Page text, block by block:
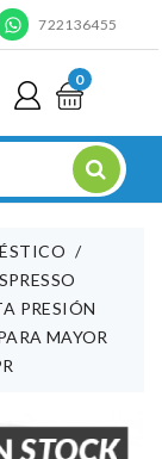
722136455
0
PRESIÓN
MAYOR